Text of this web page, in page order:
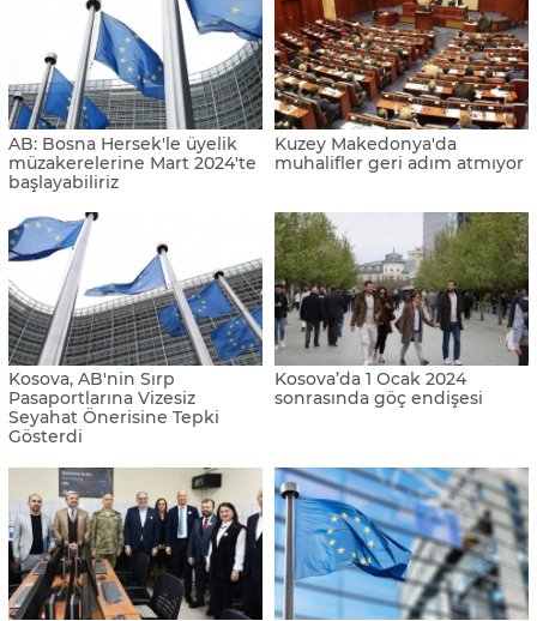
AB: Bosna Hersek'le üyelik
müzakerelerine Mart 2024'te
başlayabiliriz
Kuzey Makedonya'da
muhalifler geri adım atmıyor
Kosova, AB'nin Sırp
Pasaportlarına Vizesiz
Seyahat Önerisine Tepki
Gösterdi
Kosova’da 1 Ocak 2024
sonrasında göç endişesi